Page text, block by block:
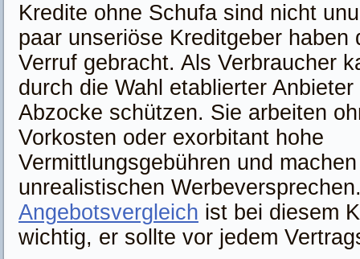
Kredite ohne Schufa sind nicht
paar unseriöse Kreditgeber haben
Verruf gebracht. Als Verbraucher
durch die Wahl etablierter
Abzocke schützen. Sie arbeiten
Vorkosten oder exorbitant hohe
Vermittlungsgebühren und
unrealistischen
Angebotsvergleich ist bei diesem
wichtig, er sollte vor jedem